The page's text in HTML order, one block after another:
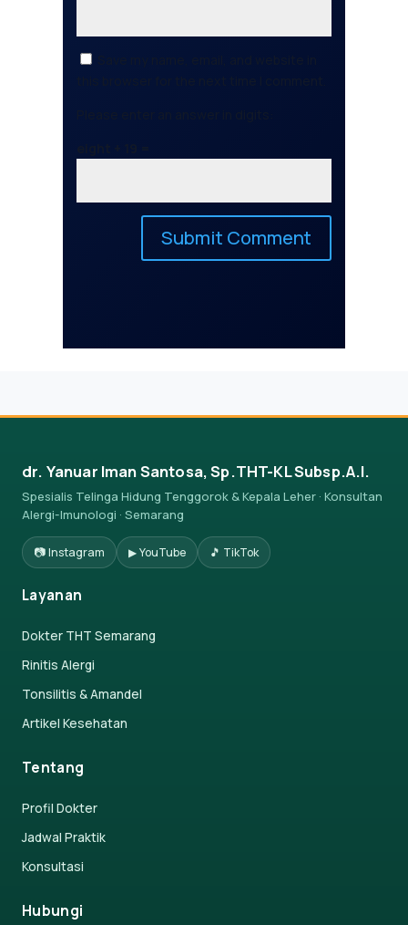
dr. Yanuar Iman Santosa, Sp.THT-KL Subsp.A.I.
Spesialis Telinga Hidung Tenggorok & Kepala Leher · Konsultan
Alergi-Imunologi · Semarang
📷 Instagram ▶ YouTube 🎵 TikTok
Layanan
Dokter THT Semarang
Rinitis Alergi
Tonsilitis & Amandel
Artikel Kesehatan
Tentang
Profil Dokter
Jadwal Praktik
Konsultasi
Hubungi